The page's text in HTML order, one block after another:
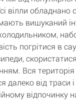
вілли
вишуканий
погрітися в
Вся
далеко від траси
відпочинку